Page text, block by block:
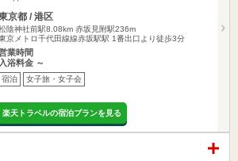
京都 / 港区
陰神社前駅8.08km 赤坂見附駅236m
京メトロ千代田線線赤坂駅駅 1番出口より徒歩3分
業時間
入浴料金 ～
宿泊 女子旅・女子会
楽天トラベルの宿泊プランを見る